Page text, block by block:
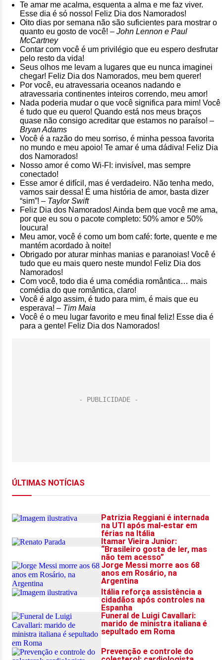
Te amar me acalma, esquenta a alma e me faz viver.
Esse dia é só nosso! Feliz Dia dos Namorados!
Oito dias por semana não são suficientes para mostrar o
quanto eu gosto de você! – John Lennon e Paul
McCartney
Contar com você é um privilégio que eu espero desfrutar
pelo resto da vida!
Seus olhos me levam a lugares que eu nunca imaginei
chegar! Feliz Dia dos Namorados, meu bem querer!
Por você, eu atravessaria oceanos nadando e
atravessaria continentes inteiros correndo, meu amor!
Nada poderia mudar o que você significa para mim! Você
é tudo que eu quero! Quando está nos meus braços
quase não consigo acreditar que estamos no paraíso! –
Bryan Adams
Você é a razão do meu sorriso, é minha pessoa favorita
no mundo e meu apoio! Te amar é uma dádiva! Feliz Dia
dos Namorados!
Nosso amor é como Wi-FI: invisível, mas sempre
conectado!
Esse amor é difícil, mas é verdadeiro. Não tenha medo,
vamos sair dessa! É uma história de amor, basta dizer
“sim”! – Taylor Swift
Feliz Dia dos Namorados! Ainda bem que você me ama,
por que eu sou o pacote completo: 50% amor e 50%
loucura!
Meu amor, você é como um bom café: forte, quente e me
mantém acordado à noite!
Obrigado por aturar minhas manias e paranoias! Você é
tudo que eu mais quero neste mundo! Feliz Dia dos
Namorados!
Com você, todo dia é uma comédia romântica… mais
comédia do que romântica, claro!
Você é algo assim, é tudo para mim, é mais que eu
esperava! – Tim Maia
Você é o meu lugar favorito e meu final feliz! Esse dia é
para a gente! Feliz Dia dos Namorados!